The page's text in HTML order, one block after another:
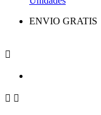
ENVIO GRATIS

 